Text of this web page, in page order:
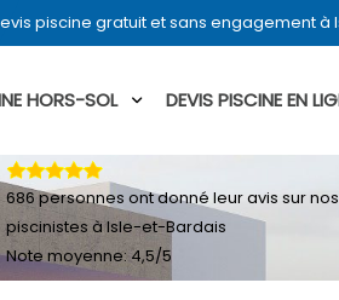
piscine gratuit et sans engagement à
HORS-SOL DEVIS PISCINE EN
686personnes ont donné leuravis sur nos
piscinistes à Isle-et-Bardais
Note moyenne:4,5/5